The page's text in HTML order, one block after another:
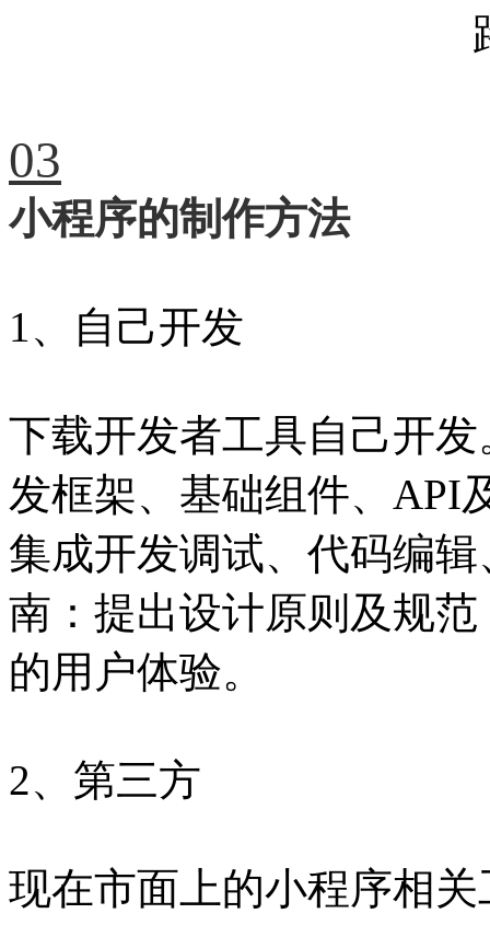
03
小程序的制作方法
1、自己开发
下载开发者工具自己开
发框架、基础组件、API
集成开发调试、代码编
南：提出设计原则及规
的用户体验。
2、第三方
现在市面上的小程序相